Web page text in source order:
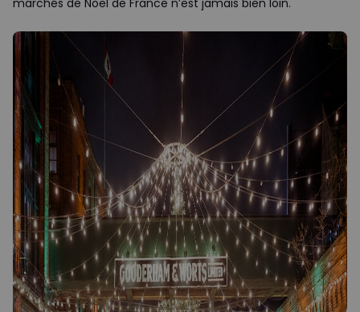
marchés de Noël de France n’est jamais bien loin.